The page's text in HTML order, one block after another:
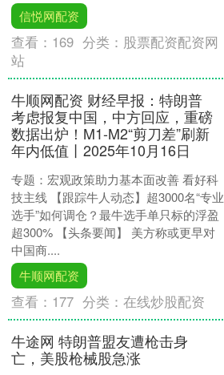
信悦网配资
查看： 169 分类： 股票配资配资网
站
牛顺网配资 财经早报：特朗普
考虑报复中国，中方回应，重磅
数据出炉！M1-M2“剪刀差”刷新
年内低值丨2025年10月16日
专题：宏观政策助力基本面改善 看好科
技主线 【跟踪牛人动态】超3000名“专业
选手”如何调仓？最牛选手单只标的浮盈
超300% 【头条要闻】 美方称或更早对
中国商....
牛顺网配资
查看： 177 分类：在线炒股配资
牛途网 特朗普盟友遭枪击身
亡，美股枪械股急涨